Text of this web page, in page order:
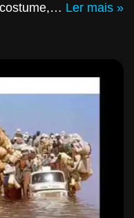
Ler mais »